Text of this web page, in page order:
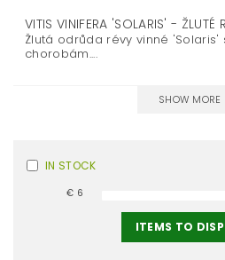
VITIS VINIFERA 'SOLARIS' - ŽLUTÉ
Žlutá odrůda révy vinné 'Solaris'
chorobám....
SHOW MORE
IN STOCK
€ 6
ITEMS TO